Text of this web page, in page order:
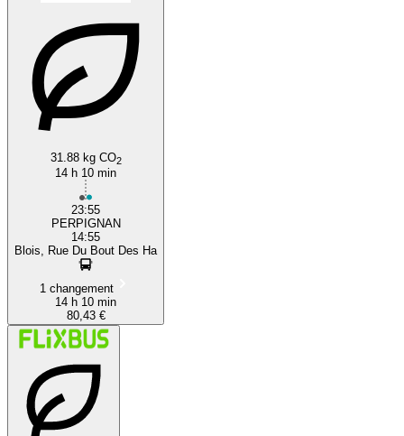
31.88 kg CO2
14 h 10 min
23:55
PERPIGNAN
14:55
Blois, Rue Du Bout Des Ha
1 changement
14 h 10 min
80,43 €